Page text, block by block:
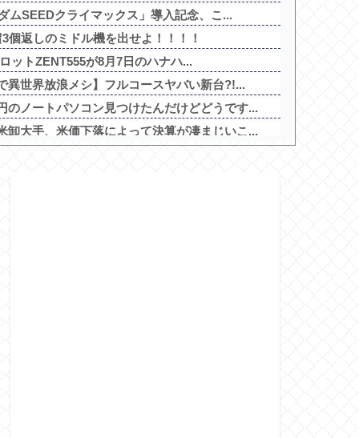
ムSEEDクライマックス」導入記念、こ...
個返しのミドル機を出せよ！！！！
ットZENT555が8月7日のハナハ...
異世界放浪メシ】フルコースヤバい新台?!...
のノートパソコン見つけたんだけどどうです...
卸大手、米価下落によって決算が凄まじいこ...